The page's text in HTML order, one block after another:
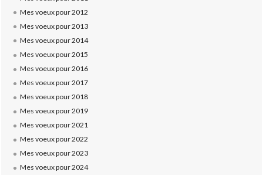
Mes voeux pour 2012
Mes voeux pour 2013
Mes voeux pour 2014
Mes voeux pour 2015
Mes voeux pour 2016
Mes voeux pour 2017
Mes voeux pour 2018
Mes voeux pour 2019
Mes voeux pour 2021
Mes voeux pour 2022
Mes voeux pour 2023
Mes voeux pour 2024